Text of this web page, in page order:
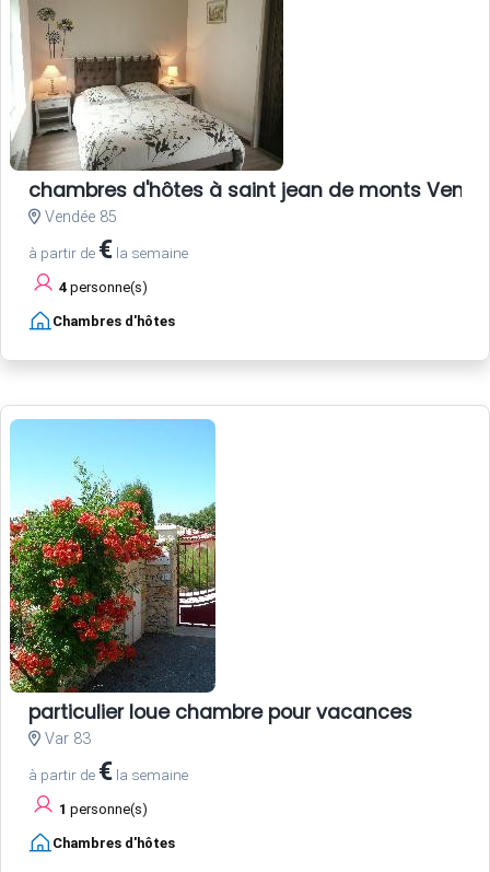
chambres d'hôtes à saint jean de monts
Vendée 85
à partir de € la semaine
4 personne(s)
Chambres d'hôtes
particulier loue chambre pour vacances
Var 83
à partir de € la semaine
1 personne(s)
Chambres d'hôtes